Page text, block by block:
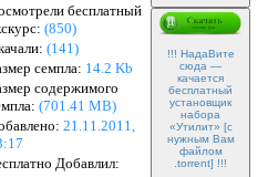
!!! НадаВите
сюда —
качается
бесплатный
установщик
набора
«Утилит» [с
нужным Вам
файлом
.torrent] !!!
бесплатный
(850)
(141 )
семпла: 14.2 Kb
содержимого
(701.41 MB)
21.11.2011,
Добавлил: